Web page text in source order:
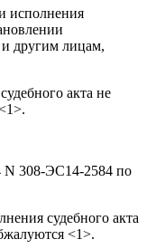
исполнения
и другим лицам,
акта не
308-ЭС14-2584 по
судебного акта
<1>.